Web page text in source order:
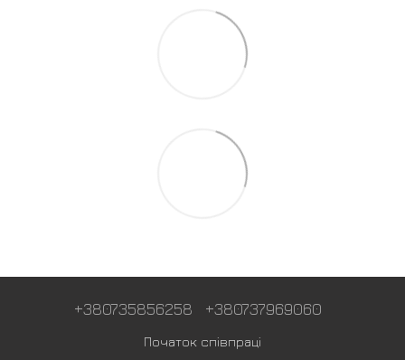
+380735856258 +380737969060
Початок співпраці